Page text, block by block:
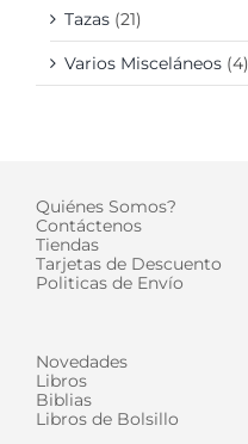
Tazas (21)
Varios Misceláneos (4)
Quiénes Somos?
Contáctenos
Tiendas
Tarjetas de Descuento
Politicas de Envío
Novedades
Libros
Biblias
Libros de Bolsillo